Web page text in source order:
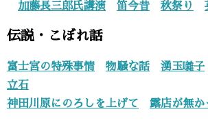
加藤長三郎氏講演
笛今昔 秋祭り
伝説・こぼれ話
富士宮の特殊事情 物騒な話 湧玉囃子
立石
神田川原にのろしを上げて
露店が無か